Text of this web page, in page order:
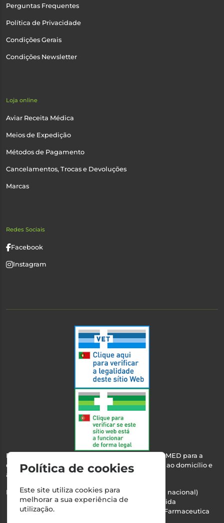
Perguntas Frequentes
Política de Privacidade
Condições Gerais
Condições Newsletter
Loja online
Aviar Receita Médica
Meios de Expedição
Métodos de Pagamento
Cancelamentos, Trocas e Devoluções
Marcas
Redes Sociais
Facebook
Instagram
Esta farmácia encontra-se autorizada pelo INFARMED para a
dispensa de medicamentos e produtos de saúde ao domicílio e
através da internet.
Nº Infarmed: 21 798 7100 (chamada para rede fixa nacional)
Direção Técnica:Maria Teresa Almeida
NIPC:510103669 | Teresa Almeida - Sociedade Farmaceutica
Política de cookies
Este site utiliza cookies para
melhorar a sua experiência de
utilização.